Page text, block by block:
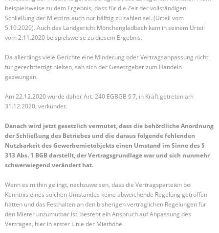
beispielsweise zu dem Ergebnis, dass für die Zeit der vollständigen
Schließung der Mietzins auch nur hälftig zu zahlen sei. (Urteil vom
5.10.2020). Auch das Landgericht Mönchengladbach kam in seinem Urteil
vom 2.11.2020 beispielsweise zu diesem Ergebnis.
Da allerdings viele Gerichte eine Minderung oder Vertragsanpassung nicht
für gerechtfertigt hielten, sah sich der Gesetzgeber zum Handeln
gezwungen.
Am 22.12.2020 wurde daher Art. 240 EGBGB § 7, in Kraft getreten am
31.12.2020, verkündet.
Danach wird jetzt gesetzlich vermutet, dass die behördliche Anordnung
der Schließung des Betriebes und die daraus folgende fehlenden
Nutzbarkeit des Gewerbemietobjekts einen Umstand im Sinne des §
313 Abs. 1 BGB darstellt, der Vertragsgrundlage war und sich nunmehr
schwerwiegend verändert hat.
Wenn es mithin gelingt, nachzuweisen, dass die Vertragsparteien bei
Kenntnis eines solchen Umstandes keine abweichende Regelung getroffen
hätten und das Festhalten an den bisherigen vertraglichen Regelungen für
den Mieter unzumutbar ist, besteht ein Anspruch auf Anpassung des
Vertrages, hier in erster Linie der Miethöhe.